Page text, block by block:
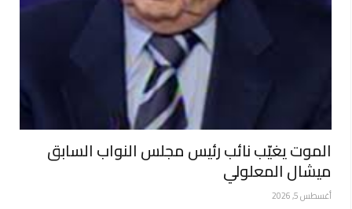
الموت يغيّب نائب رئيس مجلس النواب السابق
ميشال المعلولي
أغسطس 5, 2026